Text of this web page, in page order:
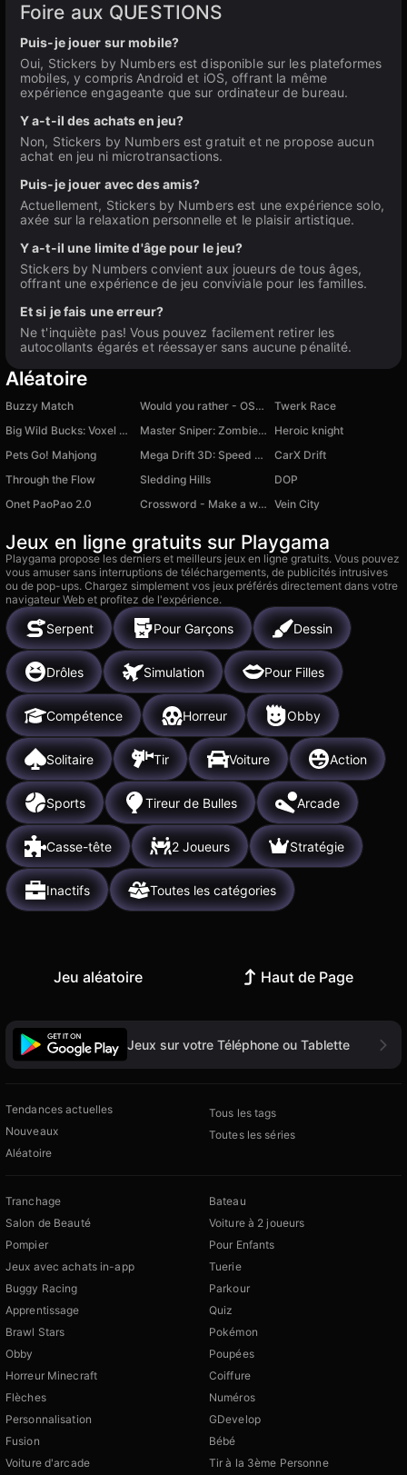
Foire aux QUESTIONS
Puis-je jouer sur mobile?
Oui, Stickers by Numbers est disponible sur les plateformes
mobiles, y compris Android et iOS, offrant la même
expérience engageante que sur ordinateur de bureau.
Y a-t-il des achats en jeu?
Non, Stickers by Numbers est gratuit et ne propose aucun
achat en jeu ni microtransactions.
Puis-je jouer avec des amis?
Actuellement, Stickers by Numbers est une expérience solo,
axée sur la relaxation personnelle et le plaisir artistique.
Y a-t-il une limite d'âge pour le jeu?
Stickers by Numbers convient aux joueurs de tous âges,
offrant une expérience de jeu conviviale pour les familles.
Et si je fais une erreur?
Ne t'inquiète pas! Vous pouvez facilement retirer les
autocollants égarés et réessayer sans aucune pénalité.
Aléatoire
Buzzy Match Would you rather - OSCAR 2025 game
Twerk Race
Big Wild Bucks: Voxel Buck Hunter
Master Sniper: Zombie Attack
Heroic knight
Pets Go! Mahjong
Mega Drift 3D: Speed Limit
CarX Drift
Through the Flow
Sledding Hills
DOP
Onet PaoPao 2.0
Crossword - Make a word from letters Vein City
Jeux en ligne gratuits sur Playgama
Playgama propose les derniers et meilleurs jeux en ligne gratuits. Vous pouvez
vous amuser sans interruptions de téléchargements, de publicités intrusives
ou de pop-ups. Chargez simplement vos jeux préférés directement dans votre
navigateur Web et profitez de l'expérience.
Serpent Pour Garçons Dessin
Drôles Simulation Pour Filles
Compétence Horreur Obby
Solitaire Tir Voiture Action
Sports Tireur de Bulles Arcade
Casse-tête 2 Joueurs Stratégie
Inactifs Toutes les catégories
Jeu aléatoire Haut de Page
Jeux sur votre Téléphone ou Tablette
Tendances actuelles
Nouveaux
Aléatoire
Tous les tags
Toutes les séries
Tranchage
Salon de Beauté
Pompier
Jeux avec achats in-app
Buggy Racing
Apprentissage
Brawl Stars
Obby
Horreur Minecraft
Flèches
Personnalisation
Fusion
Voiture d'arcade
Bateau
Voiture à 2 joueurs
Pour Enfants
Tuerie
Parkour
Quiz
Pokémon
Poupées
Coiffure
Numéros
GDevelop
Bébé
Tir à la 3ème Personne